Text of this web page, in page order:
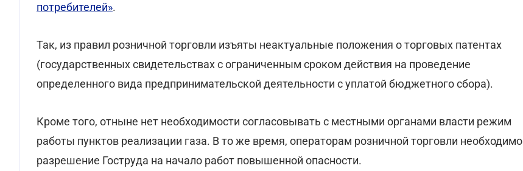
потребителей».
Так, из правил розничной торговли изъяты неактуальные положения о торговых патентах
(государственных свидетельствах с ограниченным сроком действия на проведение
определенного вида предпринимательской деятельности с уплатой бюджетного сбора).
Кроме того, отныне нет необходимости согласовывать с местными органами власти режим
работы пунктов реализации газа. В то же время, операторам розничной торговли необходимо
разрешение Гоструда на начало работ повышенной опасности.